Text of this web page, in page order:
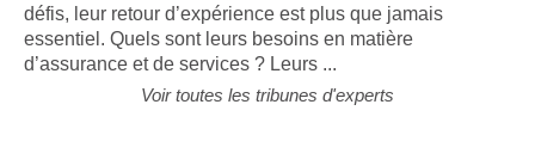
défis, leur retour d’expérience est plus que jamais
essentiel. Quels sont leurs besoins en matière
d’assurance et de services ? Leurs ...
Voir toutes les tribunes d'experts